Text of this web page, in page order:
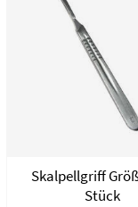
Skalpellgriff
Stück